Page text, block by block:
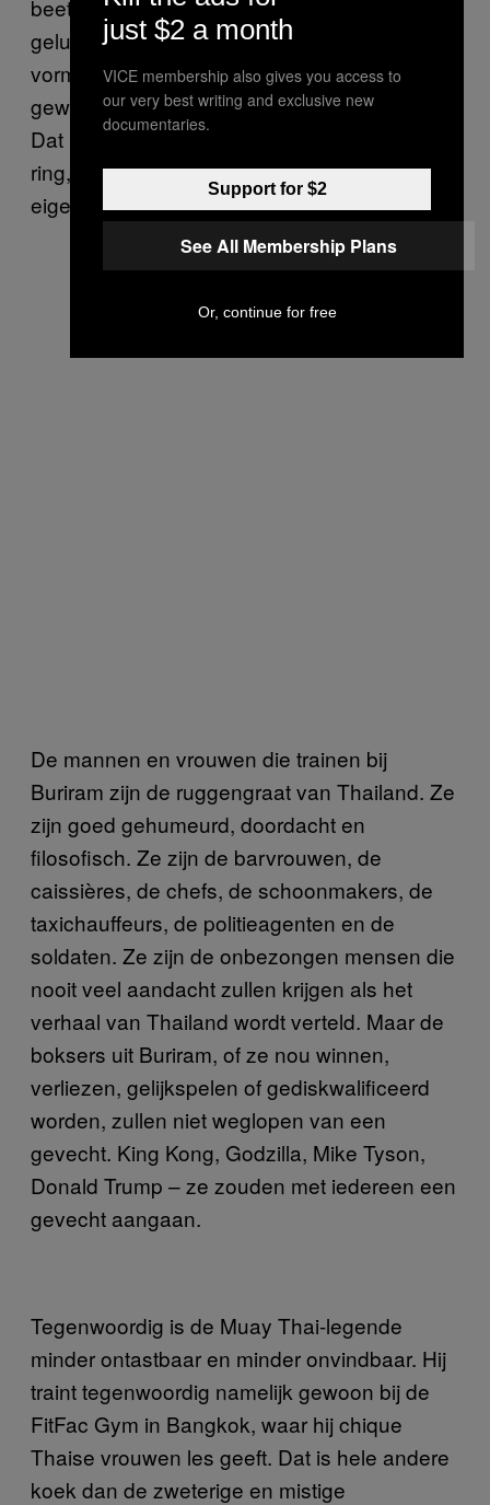
beetje angst voor karma. Hij weet dus dat
geluk maar kort duurt en dat lijden, in welke
vorm dan ook, voor eeuwig is en dat dat
gewoon maar moet worden geaccepteerd.
Dat is wat Bariram een kampioen maakt in de
ring, maar vooral ook een kampioen in zijn
eigen leven.
De mannen en vrouwen die trainen bij
Buriram zijn de ruggengraat van Thailand. Ze
zijn goed gehumeurd, doordacht en
filosofisch. Ze zijn de barvrouwen, de
caissières, de chefs, de schoonmakers, de
taxichauffeurs, de politieagenten en de
soldaten. Ze zijn de onbezongen mensen die
nooit veel aandacht zullen krijgen als het
verhaal van Thailand wordt verteld. Maar de
boksers uit Buriram, of ze nou winnen,
verliezen, gelijkspelen of gediskwalificeerd
worden, zullen niet weglopen van een
gevecht. King Kong, Godzilla, Mike Tyson,
Donald Trump – ze zouden met iedereen een
gevecht aangaan.
Tegenwoordig is de Muay Thai-legende
minder ontastbaar en minder onvindbaar. Hij
traint tegenwoordig namelijk gewoon bij de
FitFac Gym in Bangkok, waar hij chique
Thaise vrouwen les geeft. Dat is hele andere
koek dan de zweterige en mistige
just $2 a month
VICE membership also gives you access to
our very best writing and exclusive new
documentaries.
Support for $2
See All Membership Plans
Or, continue for free